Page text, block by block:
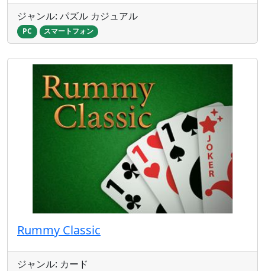
ジャンル: パズル カジュアル
PC スマートフォン
Rummy Classic
ジャンル: カード